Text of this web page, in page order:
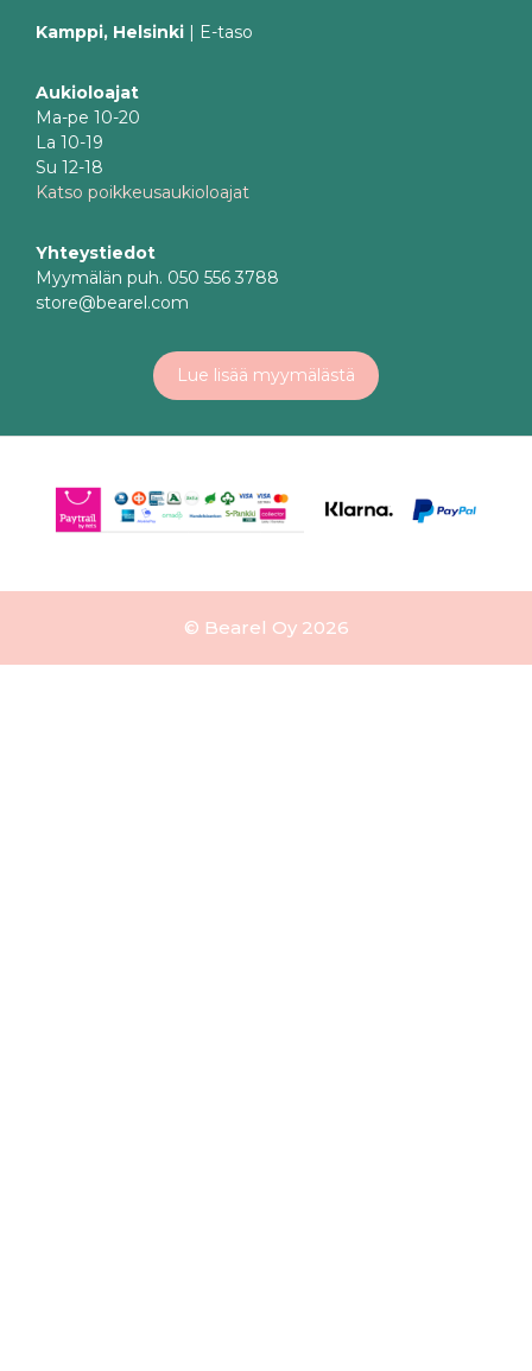
Kamppi, Helsinki | E-taso
Aukioloajat
Ma-pe 10-20
La 10-19
Su 12-18
Katso poikkeusaukioloajat
Yhteystiedot
Myymälän puh. 050 556 3788
store@bearel.com
Lue lisää myymälästä
© Bearel Oy 2026